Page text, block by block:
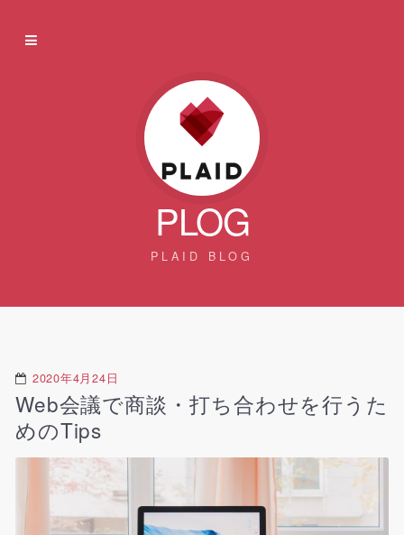
PLOG
PLAID BLOG
2020年4月24日
Web会議で商談・打ち合わせを行うた
めのTips